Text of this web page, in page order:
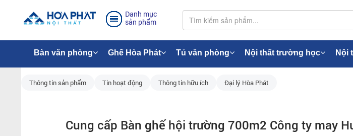
Danh mục
sản phẩm
Bàn văn phòng Ghế Hòa Phát Tủ văn phòng Nội thất trường học Nội
Thông tin sản phẩm Tin hoạt động Thông tin hữu ích Đại lý Hòa Phát
Cung cấp Bàn ghế hội trường 700m2 Công ty may